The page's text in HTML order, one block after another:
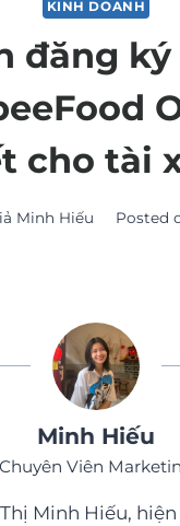
KINH DOANH
đăng
cho tài
Minh Hiếu Posted
Minh Hiếu
Chuyên Viên
Minh Hiếu,